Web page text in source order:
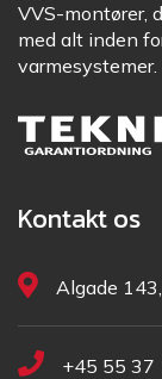
VVS-montører,
med alt inden
varmesystemer.
Kontakt os
Algade
+45 55 37